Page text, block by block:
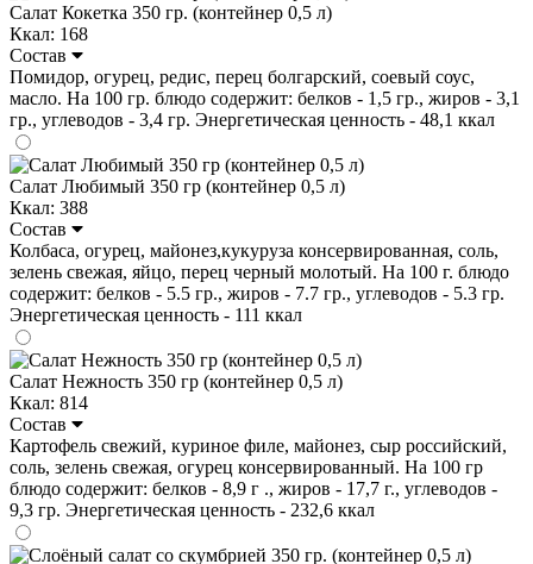
Салат Кокетка 350 гр. (контейнер 0,5 л)
Ккал: 168
Состав
Помидор, огурец, редис, перец болгарский, соевый соус,
масло. На 100 гр. блюдо содержит: белков - 1,5 гр., жиров - 3,1
гр., углеводов - 3,4 гр. Энергетическая ценность - 48,1 ккал
Салат Любимый 350 гр (контейнер 0,5 л)
Ккал: 388
Состав
Колбаса, огурец, майонез,кукуруза консервированная, соль,
зелень свежая, яйцо, перец черный молотый. На 100 г. блюдо
содержит: белков - 5.5 гр., жиров - 7.7 гр., углеводов - 5.3 гр.
Энергетическая ценность - 111 ккал
Салат Нежность 350 гр (контейнер 0,5 л)
Ккал: 814
Состав
Картофель свежий, куриное филе, майонез, сыр российский,
соль, зелень свежая, огурец консервированный. На 100 гр
блюдо содержит: белков - 8,9 г ., жиров - 17,7 г., углеводов -
9,3 гр. Энергетическая ценность - 232,6 ккал